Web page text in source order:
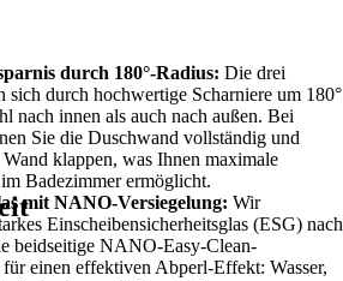
durch 180°-Radius: Die drei
sich durch hochwertige Scharniere um 180°
nach innen als auch nach außen. Bei
Sie die Duschwand vollständig und
klappen, was Ihnen maximale
Badezimmer ermöglicht.
mit NANO-Versiegelung: Wir
Einscheibensicherheitsglas (ESG) nach
beidseitige NANO-Easy-Clean-
einen effektiven Abperl-Effekt: Wasser,